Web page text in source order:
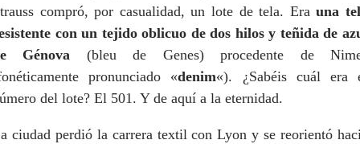
compró, por casualidad, un lote de tela. Erauna
con un tejido oblicuo de dos hilos y teñida de
Génova (bleu de Genes) procedente de
pronunciado «denim«). ¿Sabéis cuál era
del lote? El 501. Y de aquí a la eternidad.
ciudad perdió la carrera textil con Lyon y se reorientó